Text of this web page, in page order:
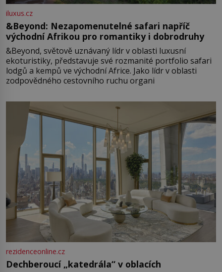
iluxus.cz
&Beyond: Nezapomenutelné safari napříč
východní Afrikou pro romantiky i dobrodruhy
&Beyond, světově uznávaný lídr v oblasti luxusní
ekoturistiky, představuje své rozmanité portfolio safari
lodgů a kempů ve východní Africe. Jako lídr v oblasti
zodpovědného cestovního ruchu organi
rezidenceonline.cz
Dechberoucí „katedrála“ v oblacích